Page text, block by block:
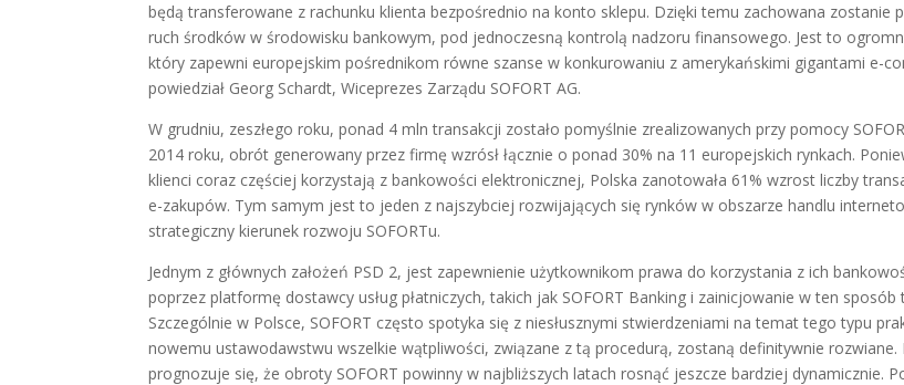
będą transferowane z rachunku klienta bezpośrednio na konto sklepu. Dzięki temu zachowana zostanie
ruch środków w środowisku bankowym, pod jednoczesną kontrolą nadzoru finansowego. Jest to
który zapewni europejskim pośrednikom równe szanse w konkurowaniu z amerykańskimi gigantami e-
powiedział Georg Schardt, Wiceprezes Zarządu SOFORT AG.
W grudniu, zeszłego roku, ponad 4 mln transakcji zostało pomyślnie zrealizowanych przy pomocy
2014 roku, obrót generowany przez firmę wzrósł łącznie o ponad 30% na 11 europejskich rynkach.
klienci coraz częściej korzystają z bankowości elektronicznej, Polska zanotowała 61% wzrost liczby
e-zakupów. Tym samym jest to jeden z najszybciej rozwijających się rynków w obszarze handlu
strategiczny kierunek rozwoju SOFORTu.
Jednym z głównych założeń PSD 2, jest zapewnienie użytkownikom prawa do korzystania z ich
poprzez platformę dostawcy usług płatniczych, takich jak SOFORT Banking i zainicjowanie w ten sposób
Szczególnie w Polsce, SOFORT często spotyka się z niesłusznymi stwierdzeniami na temat tego typu
nowemu ustawodawstwu wszelkie wątpliwości, związane z tą procedurą, zostaną definitywnie rozwiane.
prognozuje się, że obroty SOFORT powinny w najbliższych latach rosnąć jeszcze bardziej dynamicznie.